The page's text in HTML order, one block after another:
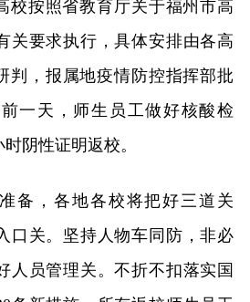
校按照省教育厅关于福州市高
关要求执行，具体安排由各高
判，报属地疫情防控指挥部批
一天，师生员工做好核酸检
阴性证明返校。
备，各地各校将把好三道关
口关。坚持人物车同防，非必
人员管理关。不折不扣落实国